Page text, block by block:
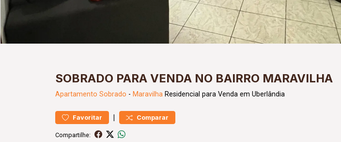
SOBRADO PARA VENDA NO BAIRRO MARAVILHA
Apartamento Sobrado - Maravilha Residencial para Venda em Uberlândia
Favoritar | Comparar
Compartilhe: